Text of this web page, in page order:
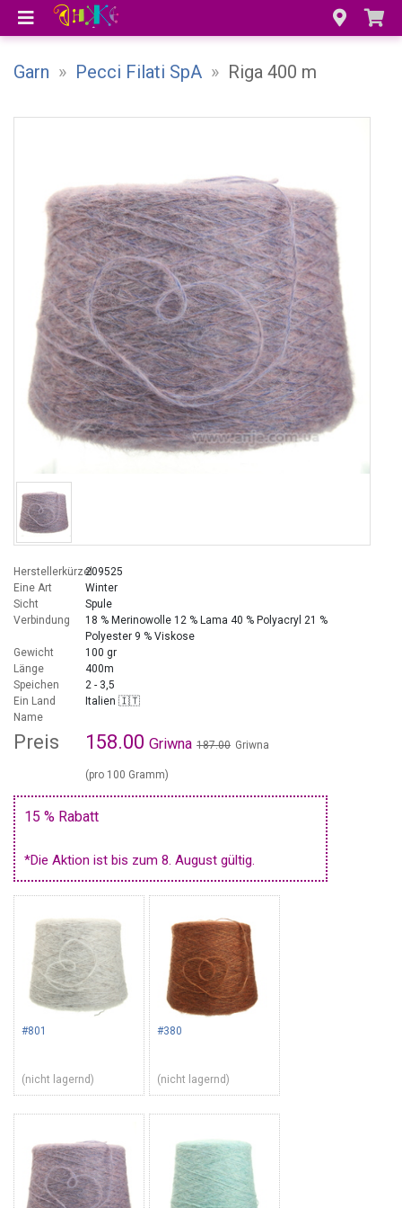
Garn » Pecci Filati SpA » Riga 400 m
Herstellerkürzel209525
Eine Art
Winter
Sicht
Spule
Verbindung
18 % Merinowolle 12 % Lama 40 % Polyacryl 21 %
Polyester 9 % Viskose
Gewicht
100 gr
Länge
400m
Speichen
2 - 3,5
Ein Land
Italien 🇮🇹
Name
Preis 158.00 Griwna 187.00 Griwna
(pro 100 Gramm)
15 % Rabatt
*Die Aktion ist bis zum 8. August gültig.
#801
(nicht lagernd)
#380
(nicht lagernd)